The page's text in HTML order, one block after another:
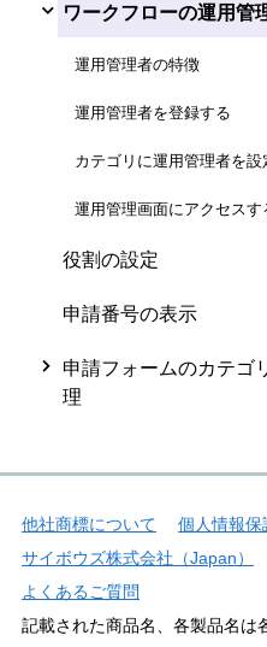
ワークフローの運用管
運用管理者の特徴
運用管理者を登録する
カテゴリに運用管理者を設
運用管理画面にアクセスす
役割の設定
申請番号の表示
申請フォームのカテゴ
理
他社商標について
個人情報保
サイボウズ株式会社（Japan）
よくあるご質問
記載された商品名、各製品名は